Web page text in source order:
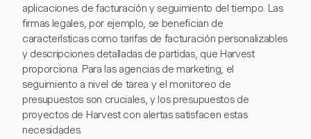
aplicaciones de facturación y seguimiento del tiempo. Las
firmas legales, por ejemplo, se benefician de
características como tarifas de facturación personalizables
y descripciones detalladas de partidas, que Harvest
proporciona. Para las agencias de marketing, el
seguimiento a nivel de tarea y el monitoreo de
presupuestos son cruciales, y los presupuestos de
proyectos de Harvest con alertas satisfacen estas
necesidades.